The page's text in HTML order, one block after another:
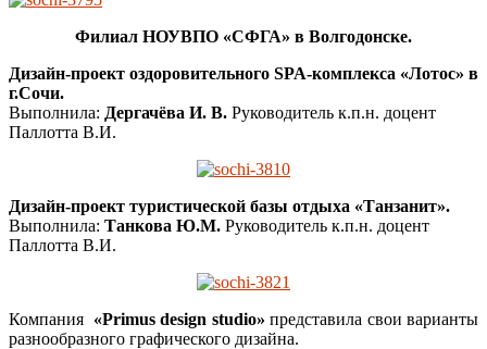
Филиал НОУВПО «СФГА» в Волгодонске.
Дизайн-проект оздоровительного SPA-комплекса «Лотос» в
г.Сочи.
Выполнила: Дергачёва И. В. Руководитель к.п.н. доцент
Паллотта В.И.
Дизайн-проект туристической базы отдыха «Танзанит».
Выполнила: Танкова Ю.М. Руководитель к.п.н. доцент
Паллотта В.И.
Компания «Primus design studio» представила свои варианты
разнообразного графического дизайна.